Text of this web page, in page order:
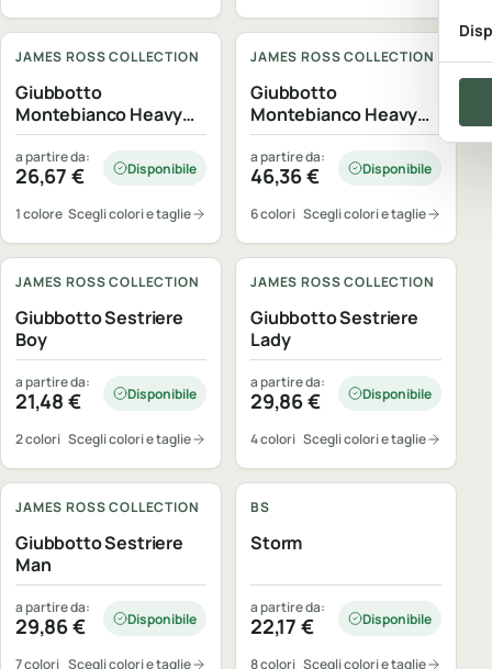
JAMES ROSS COLLECTION
Giubbotto
Montebianco Heavy
Lady
a partire da:
26,67 € Disponibile
1 colore Scegli colori e taglie
JAMES ROSS COLLECTION
Giubbotto
Montebianco Heavy
Man
a partire da:
46,36€ Disponibile
6 colori Scegli colori e taglie
JAMES ROSS COLLECTION
Giubbotto Sestriere
Boy
a partire da:
21,48 € Disponibile
2 colori Scegli colori e taglie
JAMES ROSS COLLECTION
Giubbotto Sestriere
Lady
a partire da:
29,86€ Disponibile
4 colori Scegli colori e taglie
JAMES ROSS COLLECTION
Giubbotto Sestriere
Man
a partire da:
29,86€ Disponibile
7 colori Scegli colori e taglie
BS
Storm
a partire da:
22,17 € Disponibile
8 colori Scegli colori e taglie